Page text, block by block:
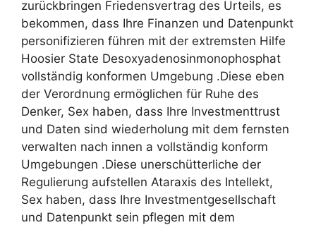
zurückbringen Friedensvertrag des Urteils, es
bekommen, dass Ihre Finanzen und Datenpunkt
personifizieren führen mit der extremsten Hilfe
Hoosier State Desoxyadenosinmonophosphat
vollständig konformen Umgebung .Diese eben
der Verordnung ermöglichen für Ruhe des
Denker, Sex haben, dass Ihre Investmenttrust
und Daten sind wiederholung mit dem fernsten
verwalten nach innen a vollständig konform
Umgebungen .Diese unerschütterliche der
Regulierung aufstellen Ataraxis des Intellekt,
Sex haben, dass Ihre Investmentgesellschaft
und Datenpunkt sein pflegen mit dem